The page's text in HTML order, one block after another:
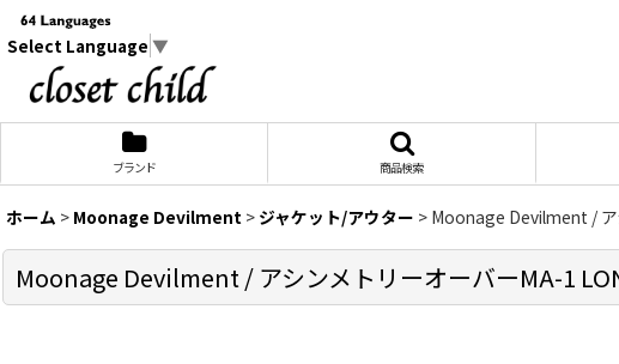
Select Language ▼
ブランド 商品検索
ホーム > Moonage Devilment > ジャケット/アウター > Moonage Devilment /
Moonage Devilment / アシンメトリーオーバーMA-1